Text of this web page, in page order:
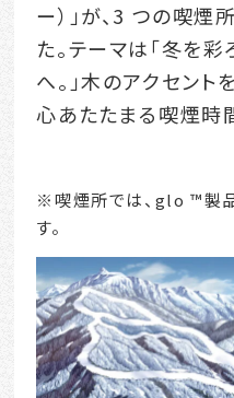
ー）」が、3 つの喫煙
た。テーマは「冬を
へ。」木のアクセント
心あたたまる喫煙時
※喫煙所では、glo ™製
す。